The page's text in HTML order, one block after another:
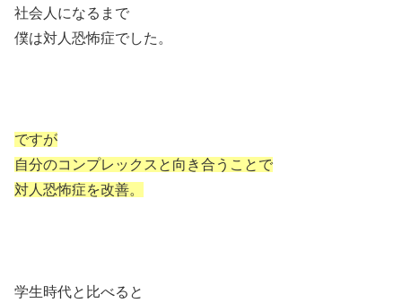
社会人になるまで
僕は対人恐怖症でした。
ですが
自分のコンプレックスと向き合うことで
対人恐怖症を改善。
学生時代と比べると